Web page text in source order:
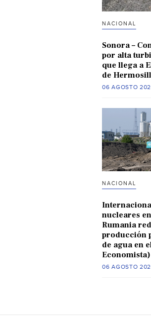
NACIONAL
Sonora –
por alta
que llega a
de
06 AGOSTO
NACIONAL
nucleares
Rumania
producción
de agua en
Economista)
06 AGOSTO